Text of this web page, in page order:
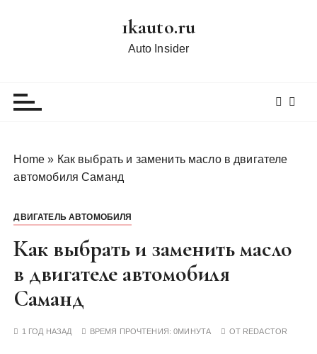
1kauto.ru
Auto Insider
Home » Как выбрать и заменить масло в двигателе
автомобиля Саманд
ДВИГАТЕЛЬ АВТОМОБИЛЯ
Как выбрать и заменить масло
в двигателе автомобиля
Саманд
1 ГОД НАЗАД ВРЕМЯ ПРОЧТЕНИЯ:0МИНУТА ОТ REDACTOR